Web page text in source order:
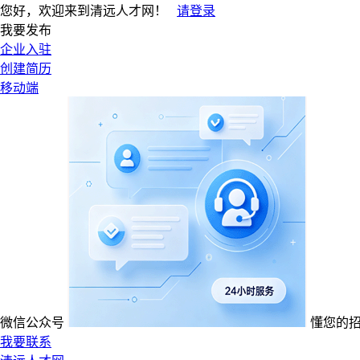
您好，欢迎来到清远人才网！
请登录
我要发布
企业入驻
创建简历
移动端
微信公众号
懂您的
我要联系